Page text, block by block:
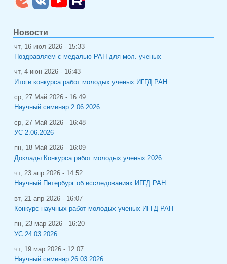
Новости
чт, 16 июл 2026 - 15:33
Поздравляем с медалью РАН для мол. ученых
чт, 4 июн 2026 - 16:43
Итоги конкурса работ молодых ученых ИГГД РАН
ср, 27 Май 2026 - 16:49
Научный семинар 2.06.2026
ср, 27 Май 2026 - 16:48
УС 2.06.2026
пн, 18 Май 2026 - 16:09
Доклады Конкурса работ молодых ученых 2026
чт, 23 апр 2026 - 14:52
Научный Петербург об исследованиях ИГГД РАН
вт, 21 апр 2026 - 16:07
Конкурс научных работ молодых ученых ИГГД РАН
пн, 23 мар 2026 - 16:20
УС 24.03.2026
чт, 19 мар 2026 - 12:07
Научный семинар 26.03.2026